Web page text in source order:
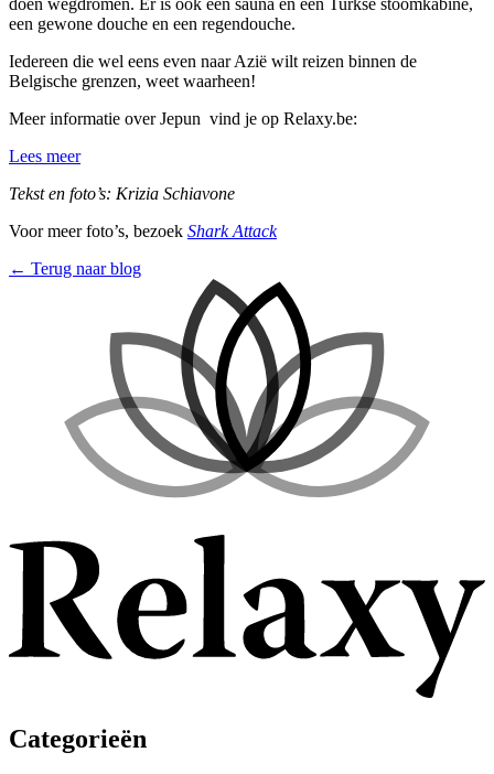
doen wegdromen. Er is ook een sauna en een Turkse stoomkabine,
een gewone douche en een regendouche.
Iedereen die wel eens even naar Azië wilt reizen binnen de
Belgische grenzen, weet waarheen!
Meer informatie over Jepun vind je op Relaxy.be:
Lees meer
Tekst en foto’s: Krizia Schiavone
Voor meer foto’s, bezoek Shark Attack
← Terug naar blog
Categorieën